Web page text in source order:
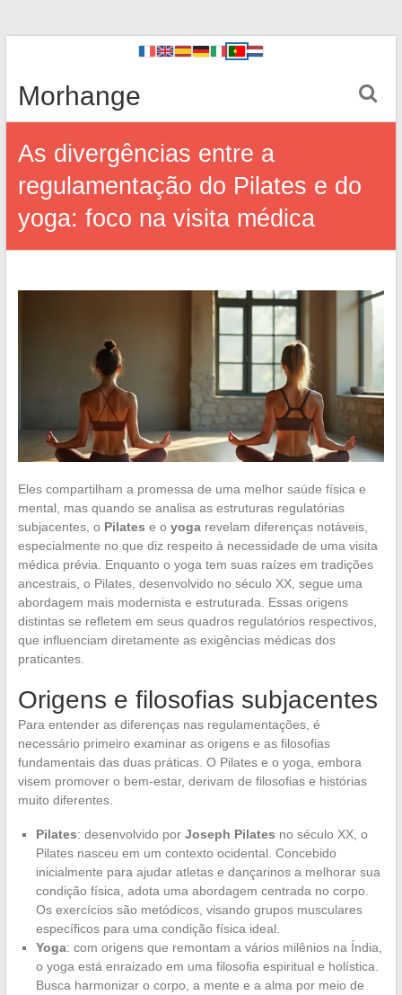
Morhange
As divergências entre a
regulamentação do Pilates e do
yoga: foco na visita médica
Eles compartilham a promessa de uma melhor saúde física e
mental, mas quando se analisa as estruturas regulatórias
subjacentes, o Pilates e o yogarevelam diferenças notáveis,
especialmente no que diz respeito à necessidade de uma visita
médica prévia. Enquanto o yoga tem suas raízes em tradições
ancestrais, o Pilates, desenvolvido no século XX, segue uma
abordagem mais modernista e estruturada. Essas origens
distintas se refletem em seus quadros regulatórios respectivos,
que influenciam diretamente as exigências médicas dos
praticantes.
Origens e filosofias subjacentes
Para entender as diferenças nas regulamentações, é
necessário primeiro examinar as origens e as filosofias
fundamentais das duas práticas. O Pilates e o yoga, embora
visem promover o bem-estar, derivam de filosofias e histórias
muito diferentes.
Pilates: desenvolvido por Joseph Pilates no século XX, o
Pilates nasceu em um contexto ocidental. Concebido
inicialmente para ajudar atletas e dançarinos a melhorar sua
condição física, adota uma abordagem centrada no corpo.
Os exercícios são metódicos, visando grupos musculares
específicos para uma condição física ideal.
Yoga: com origens que remontam a vários milênios na Índia,
o yoga está enraizado em uma filosofia espiritual e holística.
Busca harmonizar o corpo, a mente e a alma por meio de